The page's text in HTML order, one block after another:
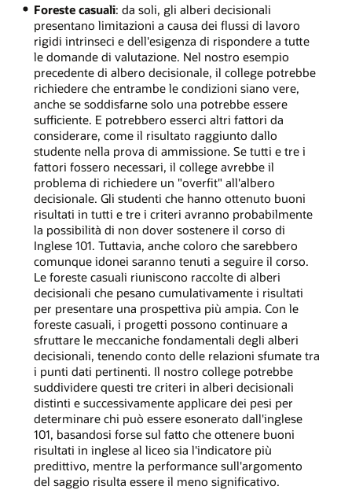
Foreste casuali: da soli, gli alberi decisionali
presentano limitazioni a causa dei flussi di lavoro
rigidi intrinseci e dell'esigenza di rispondere a tutte
le domande di valutazione. Nel nostro esempio
precedente di albero decisionale, il college potrebbe
richiedere che entrambe le condizioni siano vere,
anche se soddisfarne solo una potrebbe essere
sufficiente. E potrebbero esserci altri fattori da
considerare, come il risultato raggiunto dallo
studente nella prova di ammissione. Se tutti e tre i
fattori fossero necessari, il college avrebbe il
problema di richiedere un "overfit" all'albero
decisionale. Gli studenti che hanno ottenuto buoni
risultati in tutti e tre i criteri avranno probabilmente
la possibilità di non dover sostenere il corso di
Inglese 101. Tuttavia, anche coloro che sarebbero
comunque idonei saranno tenuti a seguire il corso.
Le foreste casuali riuniscono raccolte di alberi
decisionali che pesano cumulativamente i risultati
per presentare una prospettiva più ampia. Con le
foreste casuali, i progetti possono continuare a
sfruttare le meccaniche fondamentali degli alberi
decisionali, tenendo conto delle relazioni sfumate tra
i punti dati pertinenti. Il nostro college potrebbe
suddividere questi tre criteri in alberi decisionali
distinti e successivamente applicare dei pesi per
determinare chi può essere esonerato dall'inglese
101, basandosi forse sul fatto che ottenere buoni
risultati in inglese al liceo sia l'indicatore più
predittivo, mentre la performance sull'argomento
del saggio risulta essere il meno significativo.